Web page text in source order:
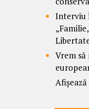
Interviu
Vrem